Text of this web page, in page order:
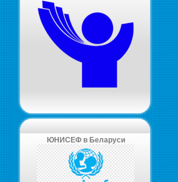
ЮНИСЕФ в Беларуси